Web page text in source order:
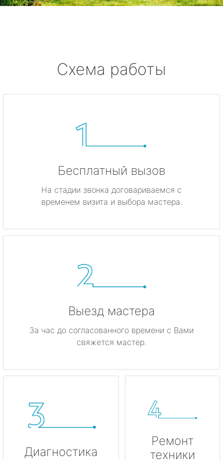
Схема работы
Бесплатный вызов
На стадии звонка договариваемся с
временем визита и выбора мастера.
Выезд мастера
За час до согласованного времени с Вами
свяжется мастер.
Диагностика
Ремонт
техники